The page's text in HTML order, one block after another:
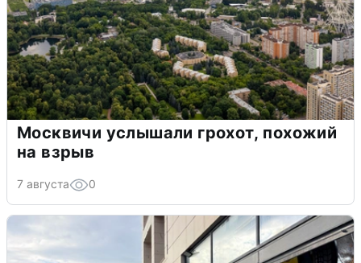
Москвичи услышали грохот, похожий
на взрыв
7 августа 0